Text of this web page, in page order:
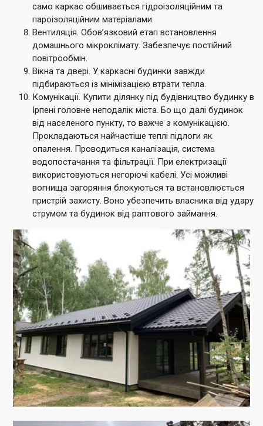
само каркас обшивається гідроізоляційним та
пароізоляційним матеріалами.
Вентиляція. Обов’язковий етап встановлення
домашнього мікроклімату. Забезпечує постійний
повітрообмін.
Вікна та двері. У каркасні будинки завжди
підбираються із мінімізацією втрати тепла.
Комунікації. Купити ділянку під будівництво будинку в
Ірпені головне неподалік міста. Бо що далі будинок
від населеного пункту, то важче з комунікацією.
Прокладаються найчастіше теплі підлоги як
опалення. Проводиться каналізація, система
водопостачання та фільтрації. При електризації
використовуються негорючі кабелі. Усі можливі
вогнища загоряння блокуються та встановлюється
пристрій захисту. Воно убезпечить власника від удару
струмом та будинок від раптового займання.